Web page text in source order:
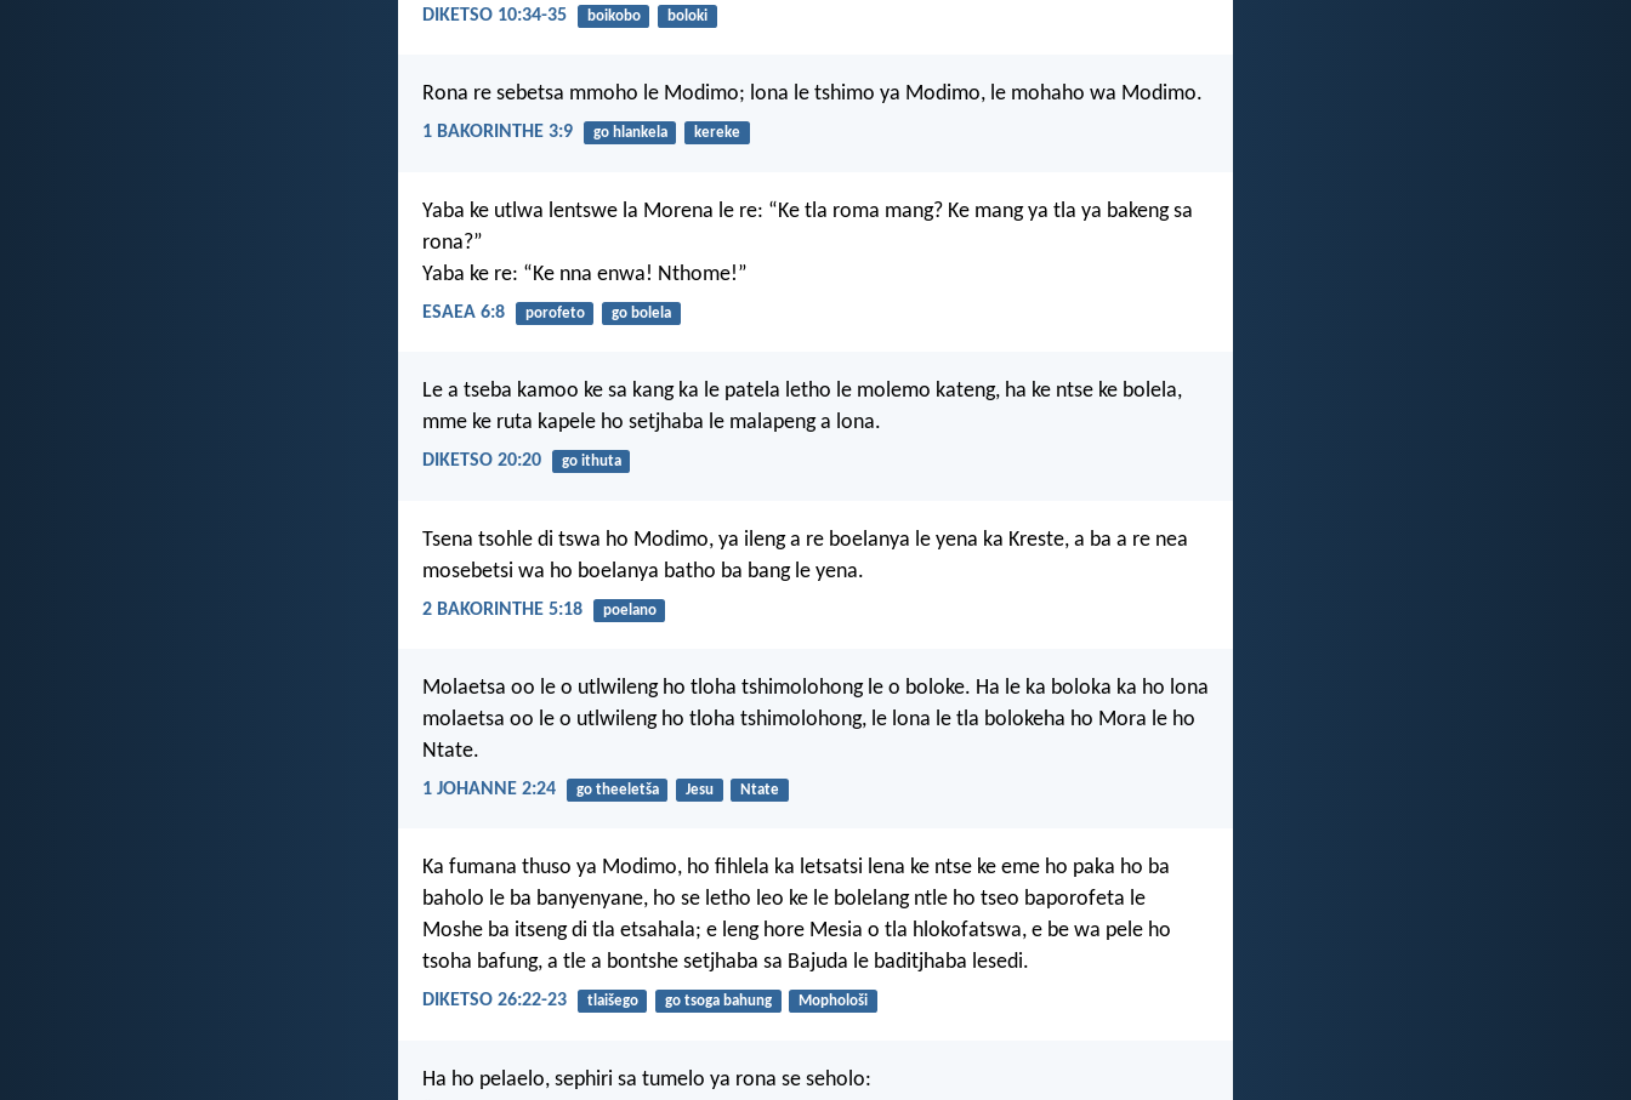
DIKETSO 10:34-35 boikobo boloki
Rona re sebetsa mmoho le Modimo; lona le tshimo ya Modimo, le mohaho wa Modimo.
1 BAKORINTHE 3:9 go hlankela kereke
Yaba ke utlwa lentswe la Morena le re: “Ke tla roma mang? Ke mang ya tla ya bakeng sa
rona?”
Yaba ke re: “Ke nna enwa! Nthome!”
ESAEA 6:8 porofeto go bolela
Le a tseba kamoo ke sa kang ka le patela letho le molemo kateng, ha ke ntse ke bolela,
mme ke ruta kapele ho setjhaba le malapeng a lona.
DIKETSO 20:20 go ithuta
Tsena tsohle di tswa ho Modimo, ya ileng a re boelanya le yena ka Kreste, a ba a re nea
mosebetsi wa ho boelanya batho ba bang le yena.
2 BAKORINTHE 5:18 poelano
Molaetsa oo le o utlwileng ho tloha tshimolohong le o boloke. Ha le ka boloka ka ho lona
molaetsa oo le o utlwileng ho tloha tshimolohong, le lona le tla bolokeha ho Mora le ho
Ntate.
1 JOHANNE 2:24 go theeletša Jesu Ntate
Ka fumana thuso ya Modimo, ho fihlela ka letsatsi lena ke ntse ke eme ho paka ho ba
baholo le ba banyenyane, ho se letho leo ke le bolelang ntle ho tseo baporofeta le
Moshe ba itseng di tla etsahala; e leng hore Mesia o tla hlokofatswa, e be wa pele ho
tsoha bafung, a tle a bontshe setjhaba sa Bajuda le baditjhaba lesedi.
DIKETSO 26:22-23 tlaišego go tsoga bahung Mophološi
Ha ho pelaelo, sephiri sa tumelo ya rona se seholo: